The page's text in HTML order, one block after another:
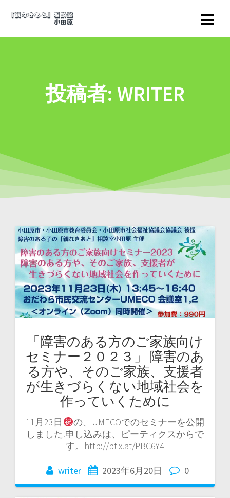
ン
キ
ッ
投稿者: WRITER
「障害のある方のご家族向け
セミナー２０２３」 障害のあ
る方や、そのご家族、支援者
が生きづらくない地域社会を
作っていくために
11月23日
の、UMECOでのセミナーを公開
しました.申し込みは、ピーティクスからで
す。http://ptix.at/PBC6Y4
writer 2023年6月20日 0